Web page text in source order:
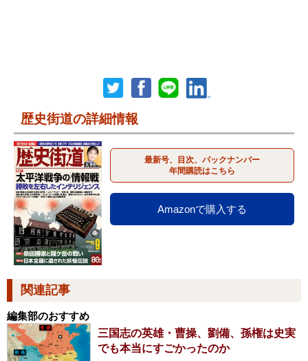
歴史街道の詳細情報
最新号、目次、バックナンバー
年間購読はこちら
Amazonで購入する
関連記事
編集部のおすすめ
三国志の英雄・曹操、劉備、孫権は史実
でも本当にすごかったのか